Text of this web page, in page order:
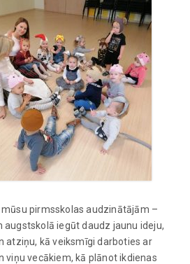
mūsu pirmsskolas audzinātājām –
augstskolā iegūt daudz jaunu ideju,
atziņu, kā veiksmīgi darboties ar
viņu vecākiem, kā plānot ikdienas